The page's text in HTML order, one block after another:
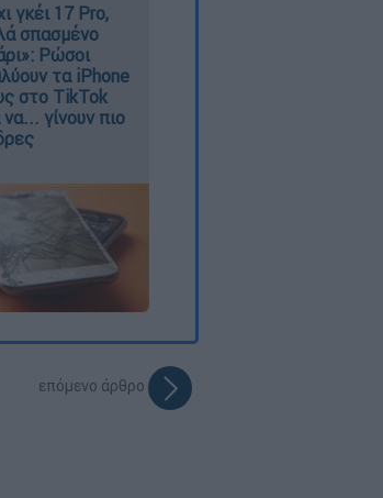
γκέι 17 Pro,
σπασμένο
Ρώσοι
τα iPhone
στο TikTok
να... γίνουν πιο
επόμενο άρθρο